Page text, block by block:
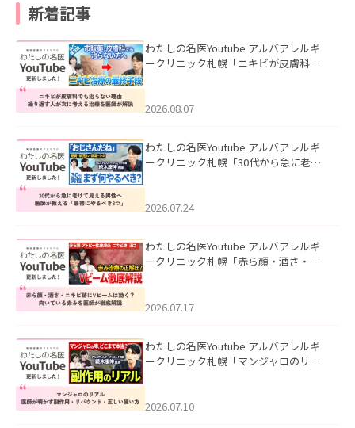
新着記事
わたしの名医Youtube アルバアレルギ
ークリニック札幌「ニキビが皮膚科で
ました。
2026.08.07
わたしの名医Youtube アルバアレルギ
ークリニック札幌「30代から急に老け
た。
2026.07.24
わたしの名医Youtube アルバアレルギ
ークリニック札幌「赤ら顔・酒さ・ニ
した。
2026.07.17
わたしの名医Youtube アルバアレルギ
ークリニック札幌「マンジャロのリア
た。
2026.07.10